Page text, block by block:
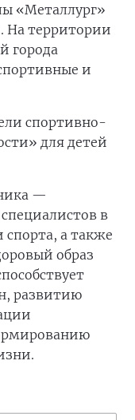
«Металлург»
На территории
города
и
спортивно-
для детей
—
в
а также
образ
развитию